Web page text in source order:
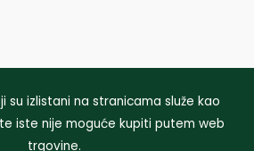
su izlistani na stranicama služe kao
iste nije moguće kupiti putem web
trgovine.